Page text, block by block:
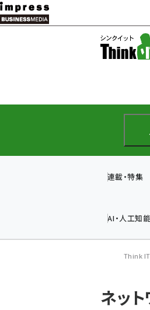
メ
イ
テ
に
連載・特集
AI・人工知能
ン
Think IT
ネッ